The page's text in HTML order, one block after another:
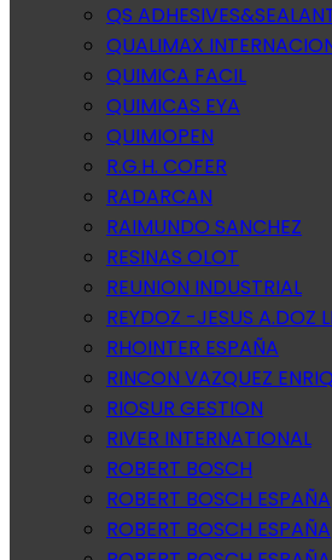
QS
QUALIMAX
QUIMICA FACIL
QUIMICAS EYA
QUIMIOPEN
R.G.H. COFER
RADARCAN
RAIMUNDO SANCHEZ
RESINAS OLOT
REUNION INDUSTRIAL
REYDOZ -JESUS A.DOZ
RHOINTER ESPAÑA
RINCON VAZQUEZ
RIOSUR GESTION
RIVER INTERNATIONAL
ROBERT BOSCH
ROBERT BOSCH ESPAÑA
ROBERT BOSCH ESPAÑA